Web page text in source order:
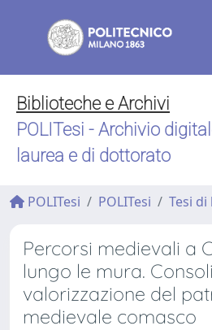
Biblioteche e Archivi
POLITesi - Archivio
laurea e di dottorato
POLITesi POLITesi Tesi
Percorsi medievali a
lungo le mura.
valorizzazione del
medievale comasco